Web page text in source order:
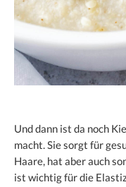
Und dann ist da noch
macht. Sie sorgt für
Haare, hat aber auch
ist wichtig für die